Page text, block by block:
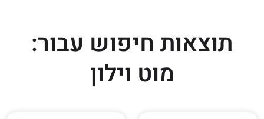
תוצאות חיפוש עבור:
מוט וילון